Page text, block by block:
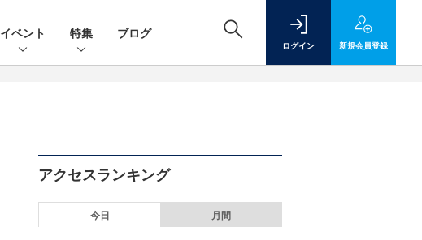
イベント 特集 ブログ
ログイン 新規会員登録
アクセスランキング
今日 月間